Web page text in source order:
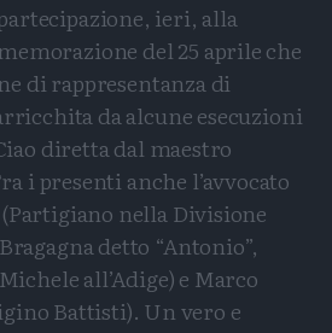
ieri, alla
del 25 aprile che
di rappresentanza di
da alcune esecuzioni
diretta dal maestro
i presenti anche l’avvocato
nella Divisione
detto “Antonio”,
all’Adige) e Marco
Battisti). Un vero e